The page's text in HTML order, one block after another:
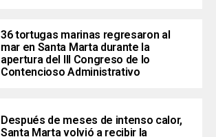
36 tortugas marinas regresaron al
mar en Santa Marta durante la
apertura del III Congreso de lo
Contencioso Administrativo
Después de meses de intenso calor,
Santa Marta volvió a recibir la